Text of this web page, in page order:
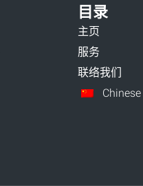
目录
主页
服务
联络我们
Chinese